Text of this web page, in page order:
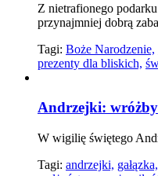
Z nietrafionego
przynajmniej dobrą
Tagi: Boże Narodzenie,
prezenty dla bliskich,
Andrzejki: wróżby
W wigilię świętego
Tagi: andrzejki, gałązka,